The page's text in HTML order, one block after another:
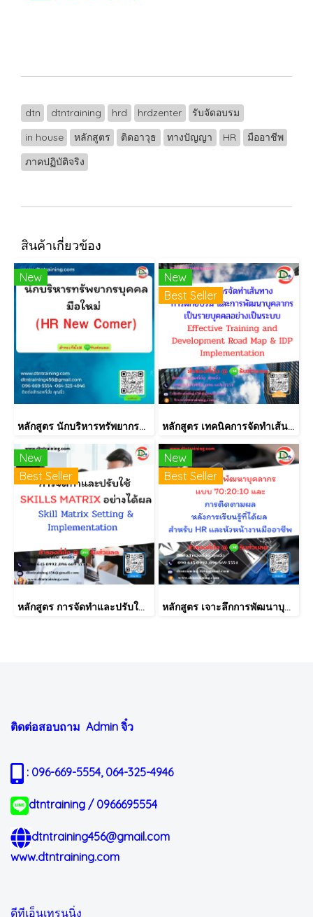
dtn dtntraining hrd hrdzenter
รับจัดอบรม
in house
หลักสูตร ติดอาวุธ ทางปัญญา HR
มืออาชีพ
ภาคปฏิบัติจริง
สินค้าเกี่ยวข้อง
New
หลักสูตร นักบริหารทรัพยากรบุคคลมือใหม่ (HR New Comer)
New
Best Seller
หลักสูตร เทคนิคการจัดทำเส้นทางการฝึกอบรม และการพัฒนาบุคลากร เป็นรายบุคคลอย่างเป็นระบบ Effective Training and Development Road Map & IDP Implementation
New
Best Seller
หลักสูตร การจัดทำและปรับใช้ SKILLS MATRIX อย่างได้ผล Skill Matrix Setting & Implementation
New
Best Seller
หลักสูตร เจาะลึกการพัฒนาบุคลากรแบบ 70:20:10 และการติดตามผลหลังการเรียนรู้ที่ได้ผล สำหรับ HR และหัวหน้างานมืออาชีพ
ติดต่อสอบถาม Admin จิ๋ว
: 096-669-5554, 064-325-4946
dtntraining / 0966695554
dtntraining456@gmail.com
www.dtntraining.com
ดีทีเอ็นเทรนนิ่ง